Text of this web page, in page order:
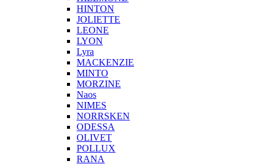
HINTON
JOLIETTE
LEONE
LYON
Lyra
MACKENZIE
MINTO
MORZINE
Naos
NIMES
NORRSKEN
ODESSA
OLIVET
POLLUX
RANA